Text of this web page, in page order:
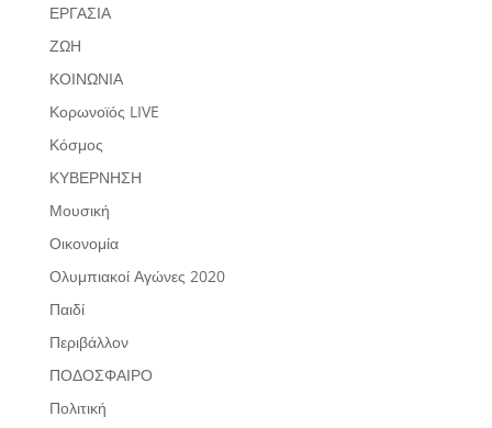
ΕΡΓΑΣΙΑ
ΖΩΗ
ΚΟΙΝΩΝΙΑ
Κορωνοϊός LIVE
Κόσμος
ΚΥΒΕΡΝΗΣΗ
Μουσική
Οικονομία
Ολυμπιακοί Αγώνες 2020
Παιδί
Περιβάλλον
ΠΟΔΟΣΦΑΙΡΟ
Πολιτική